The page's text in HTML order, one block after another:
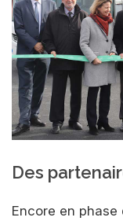
Des
Encore en